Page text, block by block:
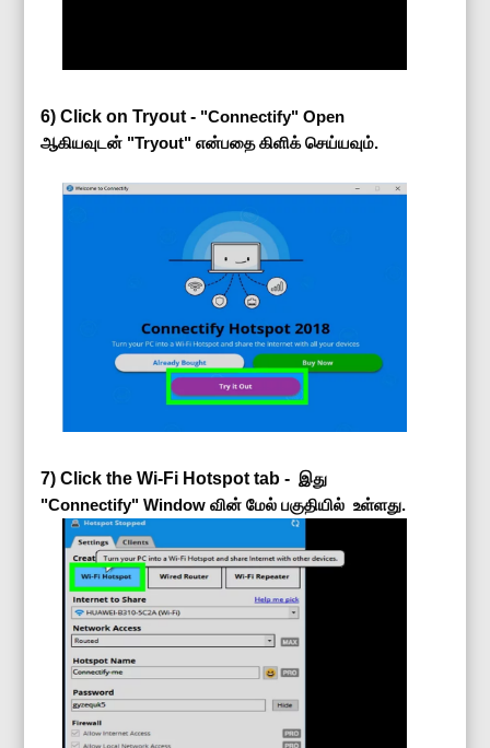
6) Click on Tryout - "Connectify" Open
ஆகியவுடன் "Tryout" என்பதை கிளிக் செய்யவும்.
7) Click the Wi-Fi Hotspot tab -இது
"Connectify" Window வின் மேல் பகுதியில் உள்ளது.